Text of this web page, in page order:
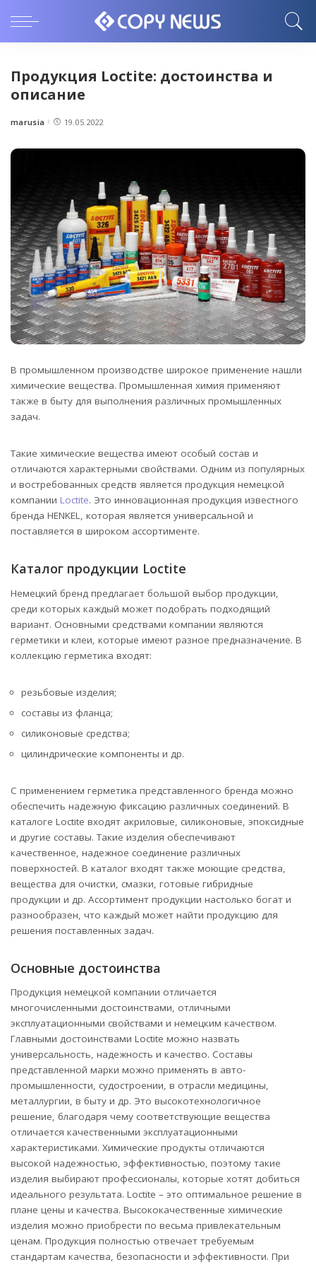
Продукция Loctite: достоинства и
описание
Posted
marusia 19.05.2022
В промышленном производстве широкое применение нашли
химические вещества. Промышленная химия применяют
также в быту для выполнения различных промышленных
задач.
Такие химические вещества имеют особый состав и
отличаются характерными свойствами. Одним из популярных
и востребованных средств является продукция немецкой
компании Loctite. Это инновационная продукция известного
бренда HENKEL, которая является универсальной и
поставляется в широком ассортименте.
Каталог продукции Loctite
Немецкий бренд предлагает большой выбор продукции,
среди которых каждый может подобрать подходящий
вариант. Основными средствами компании являются
герметики и клеи, которые имеют разное предназначение. В
коллекцию герметика входят:
резьбовые изделия;
составы из фланца;
силиконовые средства;
цилиндрические компоненты и др.
С применением герметика представленного бренда можно
обеспечить надежную фиксацию различных соединений. В
каталоге Loctite входят акриловые, силиконовые, эпоксидные
и другие составы. Такие изделия обеспечивают
качественное, надежное соединение различных
поверхностей. В каталог входят также моющие средства,
вещества для очистки, смазки, готовые гибридные
продукции и др. Ассортимент продукции настолько богат и
разнообразен, что каждый может найти продукцию для
решения поставленных задач.
Основные достоинства
Продукция немецкой компании отличается
многочисленными достоинствами, отличными
эксплуатационными свойствами и немецким качеством.
Главными достоинствами Loctite можно назвать
универсальность, надежность и качество. Составы
представленной марки можно применять в авто-
промышленности, судостроении, в отрасли медицины,
металлургии, в быту и др. Это высокотехнологичное
решение, благодаря чему соответствующие вещества
отличается качественными эксплуатационными
характеристиками. Химические продукты отличаются
высокой надежностью, эффективностью, поэтому такие
изделия выбирают профессионалы, которые хотят добиться
идеального результата. Loctite – это оптимальное решение в
плане цены и качества. Высококачественные химические
изделия можно приобрести по весьма привлекательным
ценам. Продукция полностью отвечает требуемым
стандартам качества, безопасности и эффективности. При